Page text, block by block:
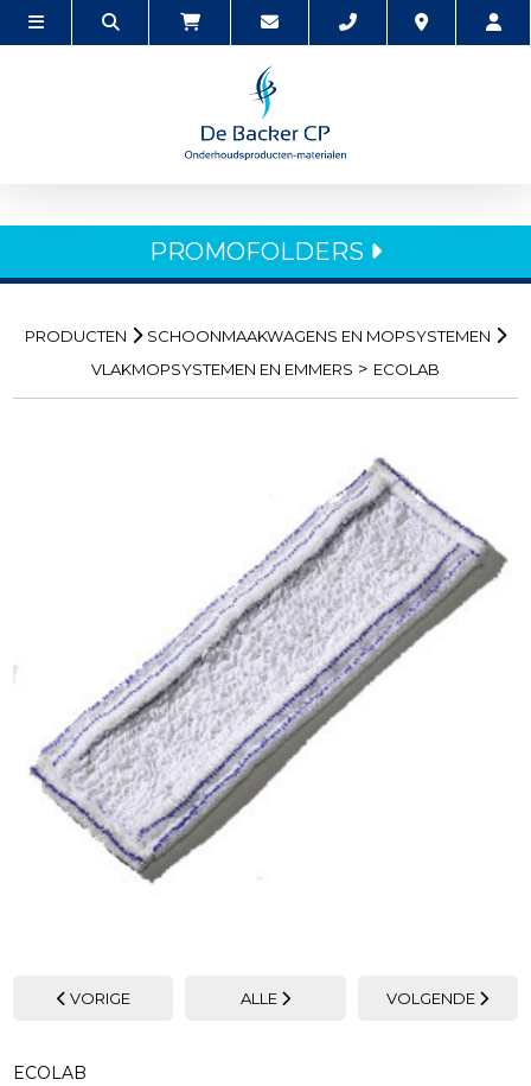
PROMOFOLDERS
PRODUCTEN
SCHOONMAAKWAGENS EN MOPSYSTEMEN
VLAKMOPSYSTEMEN EN EMMERS > ECOLAB
VORIGE ALLE VOLGENDE
ECOLAB